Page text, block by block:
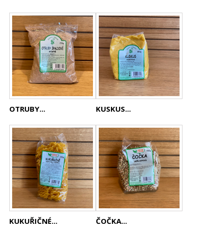
OTRUBY... KUSKUS...
KUKUŘIČNÉ... ČOČKA...